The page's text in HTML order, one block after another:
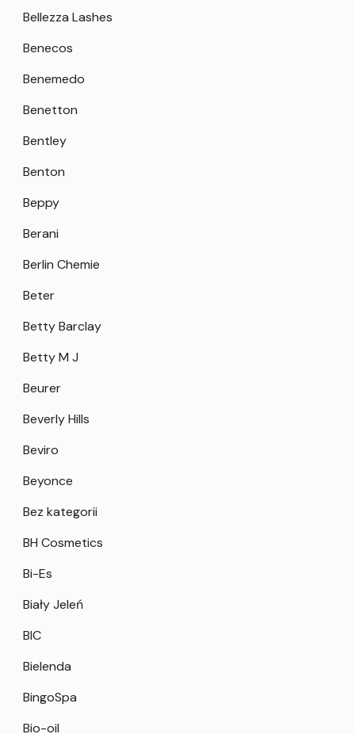
Bellezza Lashes
Benecos
Benemedo
Benetton
Bentley
Benton
Beppy
Berani
Berlin Chemie
Beter
Betty Barclay
Betty M J
Beurer
Beverly Hills
Beviro
Beyonce
Bez kategorii
BH Cosmetics
Bi-Es
Biały Jeleń
BIC
Bielenda
BingoSpa
Bio-oil